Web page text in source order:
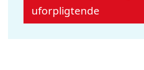
uforpligtende